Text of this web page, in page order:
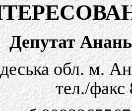
Депутат
обл. м.
тел./